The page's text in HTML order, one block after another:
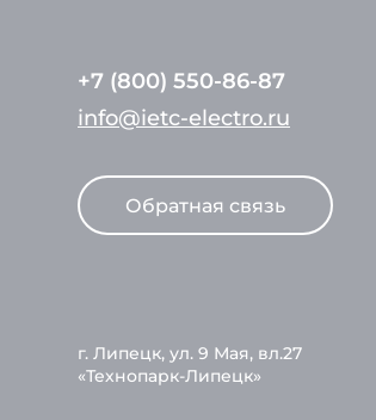
+7 (800) 550-86-87
info@ietc-electro.ru
Обратная связь
г. Липецк, ул. 9 Мая, вл.27
«Технопарк-Липецк»